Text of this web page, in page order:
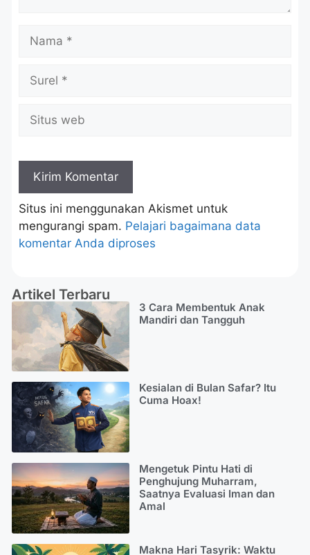
Situs ini menggunakan Akismet untuk
mengurangi spam. Pelajari bagaimana data
komentar Anda diproses
Artikel Terbaru
3 Cara Membentuk Anak
Mandiri dan Tangguh
Kesialan di Bulan Safar? Itu
Cuma Hoax!
Mengetuk Pintu Hati di
Penghujung Muharram,
Saatnya Evaluasi Iman dan
Amal
Makna Hari Tasyrik: Waktu